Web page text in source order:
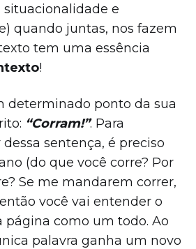
e
quando juntas, nos fazem
tem uma essência
!
determinado ponto da sua
“Corram!”. Para
sentença, é preciso
(do que você corre? Por
Se me mandarem correr,
você vai entender o
página como um todo. Ao
palavra ganha um novo